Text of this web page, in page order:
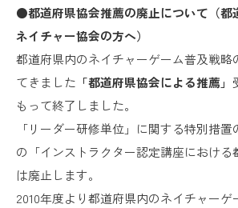
●都道府県協会推薦の廃止について（都
ネイチャー協会の方へ）
都道府県内のネイチャーゲーム普及戦略
てきました 「都道府県協会による推薦」
もって終了しました。
「リーダー研修単位」に関する特別措
の「インストラクター認定講座における
は廃止します。
2010年度より都道府県内のネイチャー